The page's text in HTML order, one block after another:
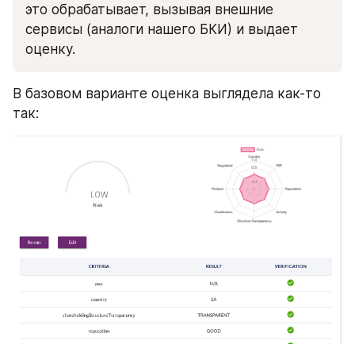
это обрабатывает, вызывая внешние
сервисы (аналоги нашего БКИ) и выдает
оценку.
В базовом варианте оценка выглядела как-то
так: